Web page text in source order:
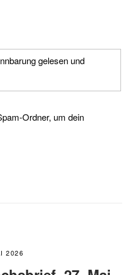
gelesen und
Ordner, um dein
2026